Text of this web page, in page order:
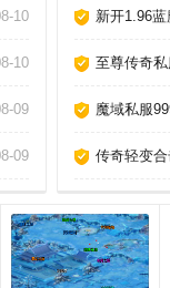
式
10
10
09
09
新开1.96
至尊传奇
魔域私服
传奇轻变